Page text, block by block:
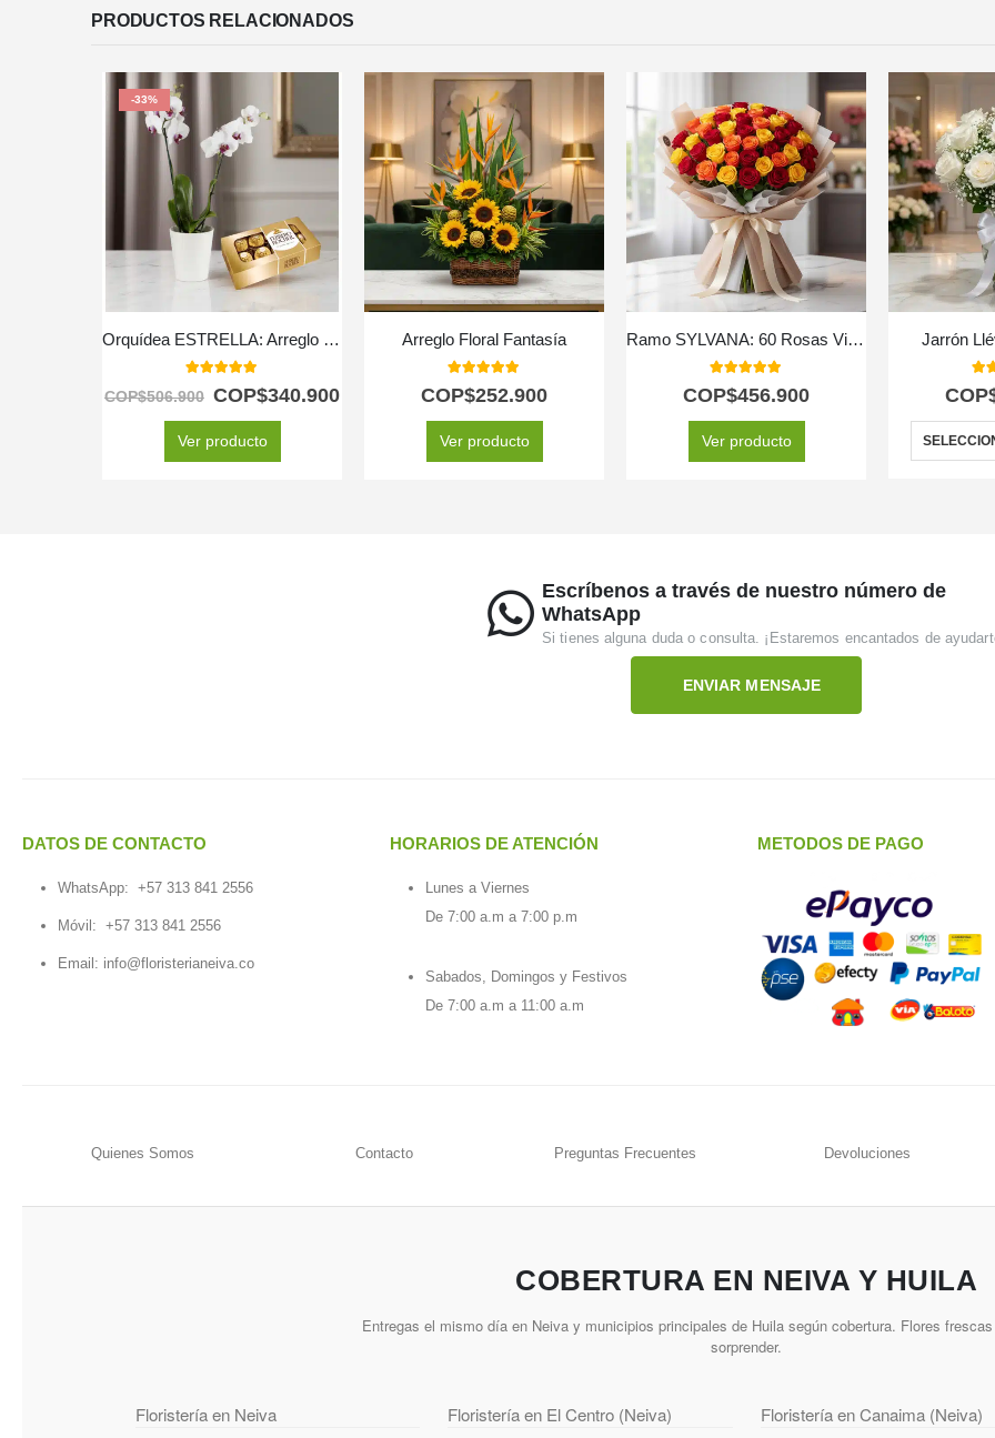
PRODUCTOS RELACIONADOS
-33%
Orquídea ESTRELLA: Arreglo de Doble Vara con Chocolates ✨
COP$506.900 COP$340.900
Ver producto
Arreglo Floral Fantasía
COP$252.900
Ver producto
Ramo SYLVANA: 60 Rosas Vibrantes en Tonos de Fuego 🌹
COP$456.900
Ver producto
Jarrón
Escríbenos a través de nuestro número de
WhatsApp
Si tienes alguna duda o consulta. ¡Estaremos encantados de
ENVIAR MENSAJE
DATOS DE CONTACTO
WhatsApp: +57 313 841 2556
Móvil: +57 313 841 2556
Email: info@floristerianeiva.co
HORARIOS DE ATENCIÓN
Lunes a Viernes
De 7:00 a.m a 7:00 p.m
Sabados, Domingos y Festivos
De 7:00 a.m a 11:00 a.m
METODOS DE PAGO
Quienes Somos Contacto Preguntas Frecuentes Devoluciones
COBERTURA EN NEIVA Y HUILA
Entregas el mismo día en Neiva y municipios principales de Huila según cobertura. Flores
sorprender.
Floristería en Neiva Floristería en El Centro (Neiva) Floristería en Canaima (Neiva)